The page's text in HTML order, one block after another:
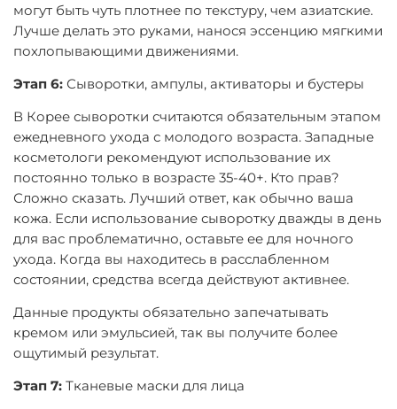
могут быть чуть плотнее по текстуру, чем азиатские.
Лучше делать это руками, нанося эссенцию мягкими
похлопывающими движениями.
Этап 6: Сыворотки, ампулы, активаторы и бустеры
В Корее сыворотки считаются обязательным этапом
ежедневного ухода с молодого возраста. Западные
косметологи рекомендуют использование их
постоянно только в возрасте 35-40+. Кто прав?
Сложно сказать. Лучший ответ, как обычно ваша
кожа. Если использование сыворотку дважды в день
для вас проблематично, оставьте ее для ночного
ухода. Когда вы находитесь в расслабленном
состоянии, средства всегда действуют активнее.
Данные продукты обязательно запечатывать
кремом или эмульсией, так вы получите более
ощутимый результат.
Этап 7: Тканевые маски для лица